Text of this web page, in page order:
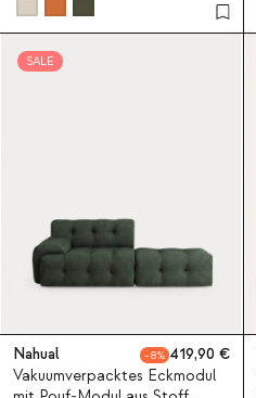
SALE
Nahual 8
419,90
Vakuumverpacktes Eckmodul